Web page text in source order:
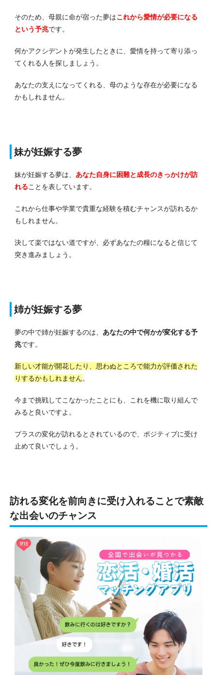
そのため、母親に命が宿った夢はこれから愛情が必要になる
という予兆です。
何かアクシデントが発生したときに、愛情を持って寄り添っ
てくれる人を探しましょう。
あなたの支えになってくれる、母のような存在が必要になる
かもしれません。
妹が妊娠する夢
妹が妊娠する夢は、 あなた自身に困難と成長のきっかけが訪
れることを表しています。
これから仕事や学業で貴重な経験を積むチャンスが訪れるか
もしれません。
決して楽ではない道ですが、必ずあなたの糧になると信じて
突き進みましょう。
姉が妊娠する夢
夢の中で姉が妊娠するのは、 あなたの中で何かが変化する予
兆です。
新しい才能が開花したり、思わぬところで能力が評価された
りするかもしれません。
今まで挑戦してこなかったことにも、これを機に取り組んで
みると良いですよ。
プラスの変化が訪れるとされているので、ポジティブに受け
止めて良いでしょう。
訪れる変化を前向きに受け入れることで素敵
な出会いのチャンス